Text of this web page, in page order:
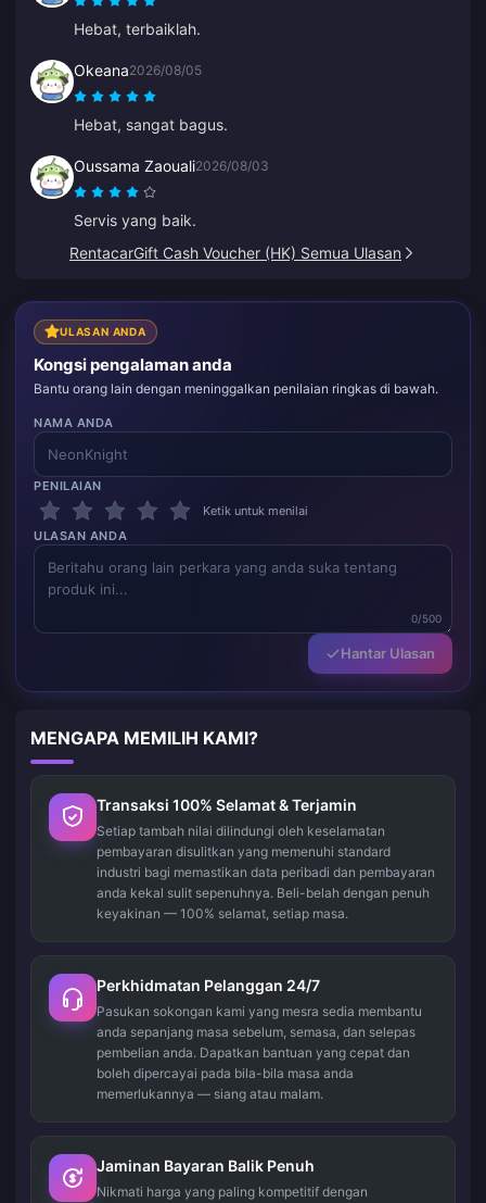
Hebat, terbaiklah.
Okeana2026/08/05
Hebat, sangat bagus.
Oussama Zaouali2026/08/03
Servis yang baik.
RentacarGift Cash Voucher (HK) Semua Ulasan
ULASAN ANDA
Kongsi pengalaman anda
Bantu orang lain dengan meninggalkan penilaian ringkas di bawah.
NAMA ANDA
PENILAIAN
Ketik untuk menilai
ULASAN ANDA
0/500
Hantar Ulasan
MENGAPA MEMILIH KAMI?
Transaksi 100% Selamat & Terjamin
Setiap tambah nilai dilindungi oleh keselamatan
pembayaran disulitkan yang memenuhi standard
industri bagi memastikan data peribadi dan pembayaran
anda kekal sulit sepenuhnya. Beli-belah dengan penuh
keyakinan — 100% selamat, setiap masa.
Perkhidmatan Pelanggan 24/7
Pasukan sokongan kami yang mesra sedia membantu
anda sepanjang masa sebelum, semasa, dan selepas
pembelian anda. Dapatkan bantuan yang cepat dan
boleh dipercayai pada bila-bila masa anda
memerlukannya — siang atau malam.
Jaminan Bayaran Balik Penuh
Nikmati harga yang paling kompetitif dengan